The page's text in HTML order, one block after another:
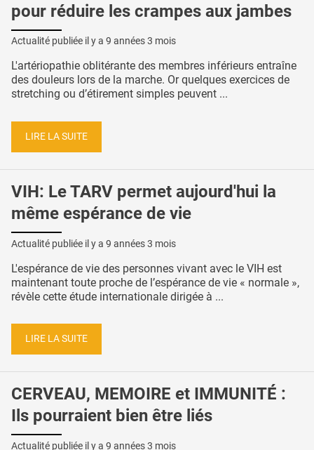
pour réduire les crampes aux jambes
Actualité publiée il y a 9 années 3 mois
L'artériopathie oblitérante des membres inférieurs entraîne
des douleurs lors de la marche. Or quelques exercices de
stretching ou d’étirement simples peuvent ...
LIRE LA SUITE
VIH: Le TARV permet aujourd'hui la
même espérance de vie
Actualité publiée il y a 9 années 3 mois
L'espérance de vie des personnes vivant avec le VIH est
maintenant toute proche de l’espérance de vie « normale »,
révèle cette étude internationale dirigée à ...
LIRE LA SUITE
CERVEAU, MEMOIRE et IMMUNITÉ :
Ils pourraient bien être liés
Actualité publiée il y a 9 années 3 mois